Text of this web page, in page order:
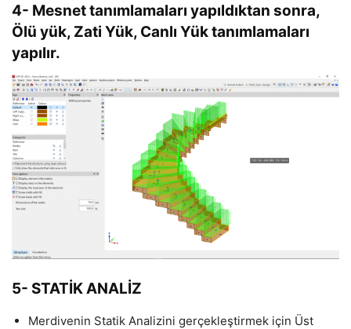
4- Mesnet tanımlamaları yapıldıktan sonra,
Ölü yük, Zati Yük, Canlı Yüktanımlamaları
yapılır.
5- STATİK ANALİZ
Merdivenin Statik Analizini gerçekleştirmek için Üst